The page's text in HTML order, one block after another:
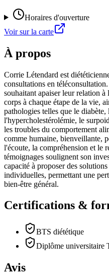
Horaires d'ouverture
Voir sur la carte
À propos
Corrie Létendard est
consultations en
souhaitant apaiser leur relation
corps à chaque étape de la vie,
pathologies telles que le
l'hypercholestérolémie, le
les troubles du comportement
comme humaine, bienveillante,
l'écoute, la compréhension et le
témoignages soulignent son
capacité à proposer des
individuelles, permettant une
bien-être général.
Certifications &
BTS diététique
Diplôme universitaire
Avis